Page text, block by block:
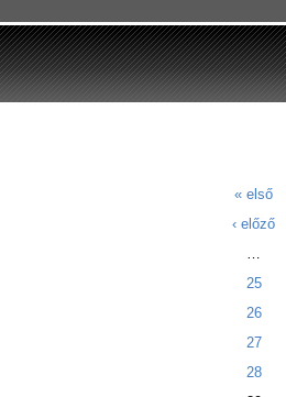
« első
‹ előző
25
26
27
28